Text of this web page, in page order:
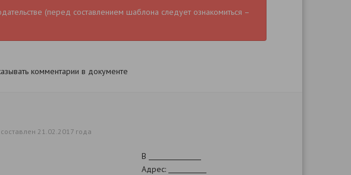
(перед составлением шаблона следует ознакомиться –
комментарии в документе
21.02.2017 года
В
Адрес: